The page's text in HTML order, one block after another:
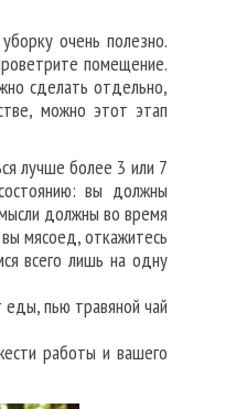
очень полезно.
помещение.
сделать отдельно,
можно этот этап
лучше более 3 или 7
вы должны
должны во время
мясоед, откажитесь
всего лишь на одну
пью травяной чай
работы и вашего